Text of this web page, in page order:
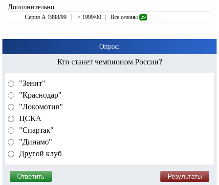
Дополнительно
Серия А 1998/99 | > 1999/00 | Все сезоны 29
Опрос:
Кто станет чемпионом России?
"Зенит"
"Краснодар"
"Локомотив"
ЦСКА
"Спартак"
"Динамо"
Другой клуб